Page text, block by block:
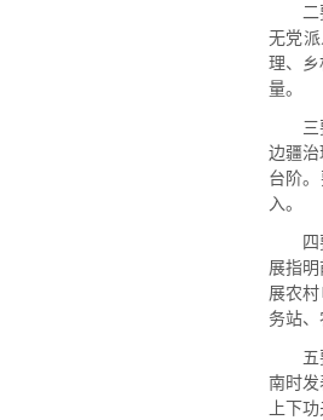
无党
理、
量。
边疆
台阶
入。
展指
展农
务站、
南时
上下